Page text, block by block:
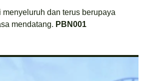
dan terus berupaya
mendatang. PBN001